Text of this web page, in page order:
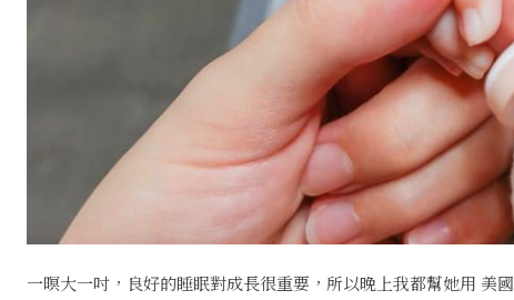
一暝大一吋，良好的睡眠對成長很重要，所以晚上我都幫她用 美國